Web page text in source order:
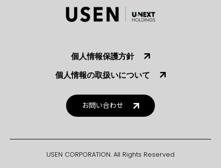
個人情報保護方針
個人情報の取扱いについて
お問い合わせ
USEN CORPORATION. All Rights Reserved